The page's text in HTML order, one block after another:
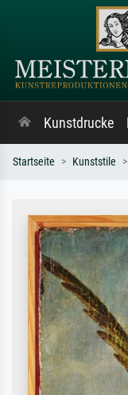
Kunstdrucke
Startseite Kunststile